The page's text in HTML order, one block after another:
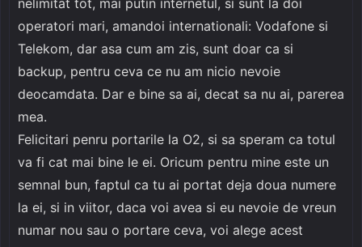
nelimitat tot, mai putin internetul, si sunt la doi
operatori mari, amandoi internationali: Vodafone si
Telekom, dar asa cum am zis, sunt doar ca si
backup, pentru ceva ce nu am nicio nevoie
deocamdata. Dar e bine sa ai, decat sa nu ai, parerea
mea.
Felicitari penru portarile la O2, si sa speram ca totul
va fi cat mai bine le ei. Oricum pentru mine este un
semnal bun, faptul ca tu ai portat deja doua numere
la ei, si in viitor, daca voi avea si eu nevoie de vreun
numar nou sau o portare ceva, voi alege acest